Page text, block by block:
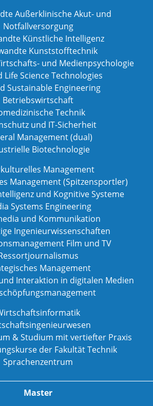
Außerklinische Akut- und
Notfallversorgung
Künstliche Intelligenz
Kunststofftechnik
und Medienpsychologie
Life Science Technologies
Sustainable Engineering
Betriebswirtschaft
Technik
und IT-Sicherheit
Management (dual)
Biotechnologie
Management
Management (Spitzensportler)
und Kognitive Systeme
Systems Engineering
und Kommunikation
Ingenieurwissenschaften
Film und TV
Management
Interaktion in digitalen Medien
& Studium mit vertiefter Praxis
der Fakultät Technik
Sprachenzentrum
Master